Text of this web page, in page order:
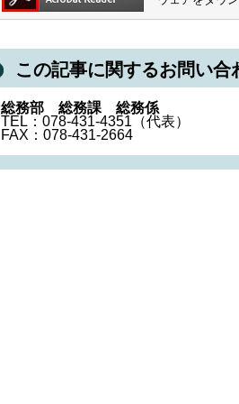
この記事に関するお問い合
総務部 総務課 総務係
TEL：078-431-4351（代表）
FAX：078-431-2664